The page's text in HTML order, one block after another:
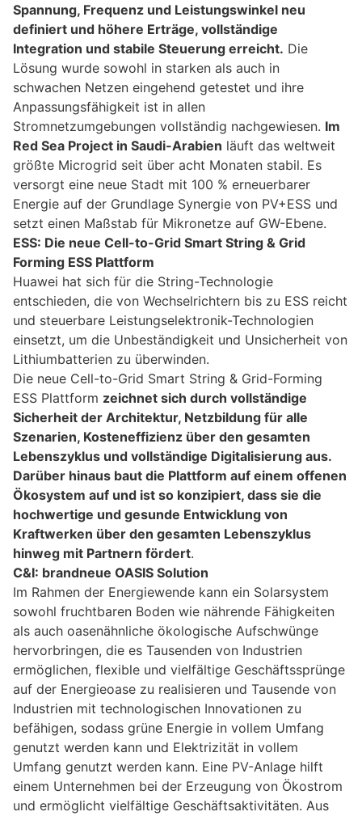
Spannung, Frequenz und Leistungswinkel neu
definiert und höhere Erträge, vollständige
Integration und stabile Steuerung erreicht. Die
Lösung wurde sowohl in starken als auch in
schwachen Netzen eingehend getestet und ihre
Anpassungsfähigkeit ist in allen
Stromnetzumgebungen vollständig nachgewiesen. Im
Red Sea Project in Saudi-Arabien läuft das weltweit
größte Microgrid seit über acht Monaten stabil. Es
versorgt eine neue Stadt mit 100 % erneuerbarer
Energie auf der Grundlage Synergie von PV+ESS und
setzt einen Maßstab für Mikronetze auf GW-Ebene.
ESS: Die neue Cell-to-Grid Smart String & Grid
Forming ESS Plattform
Huawei hat sich für die String-Technologie
entschieden, die von Wechselrichtern bis zu ESS reicht
und steuerbare Leistungselektronik-Technologien
einsetzt, um die Unbeständigkeit und Unsicherheit von
Lithiumbatterien zu überwinden.
Die neue Cell-to-Grid Smart String & Grid-Forming
ESS Plattform zeichnet sich durch vollständige
Sicherheit der Architektur, Netzbildung für alle
Szenarien, Kosteneffizienz über den gesamten
Lebenszyklus und vollständige Digitalisierung aus.
Darüber hinaus baut die Plattform auf einem offenen
Ökosystem auf und ist so konzipiert, dass sie die
hochwertige und gesunde Entwicklung von
Kraftwerken über den gesamten Lebenszyklus
hinweg mit Partnern fördert.
C&I: brandneue OASIS Solution
Im Rahmen der Energiewende kann ein Solarsystem
sowohl fruchtbaren Boden wie nährende Fähigkeiten
als auch oasenähnliche ökologische Aufschwünge
hervorbringen, die es Tausenden von Industrien
ermöglichen, flexible und vielfältige Geschäftssprünge
auf der Energieoase zu realisieren und Tausende von
Industrien mit technologischen Innovationen zu
befähigen, sodass grüne Energie in vollem Umfang
genutzt werden kann und Elektrizität in vollem
Umfang genutzt werden kann. Eine PV-Anlage hilft
einem Unternehmen bei der Erzeugung von Ökostrom
und ermöglicht vielfältige Geschäftsaktivitäten. Aus